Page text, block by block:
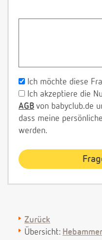
Ich möchte diese
Ich akzeptiere die
AGB von babyclub.de
dass meine
werden.
Zurück
Übersicht: